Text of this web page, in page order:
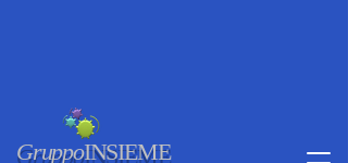
GruppoINSIEME